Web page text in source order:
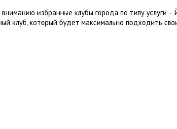
избранные клубы города по типу услуги
клуб, который будет максимально подходить